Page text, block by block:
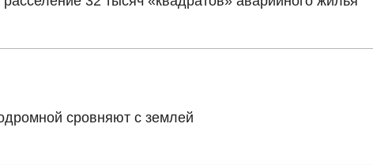
сровняют с землей